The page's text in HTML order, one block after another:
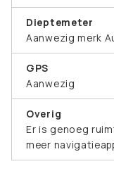
Dieptemeter
Aanwezig merk
GPS
Aanwezig
Overig
Er is genoeg
meer